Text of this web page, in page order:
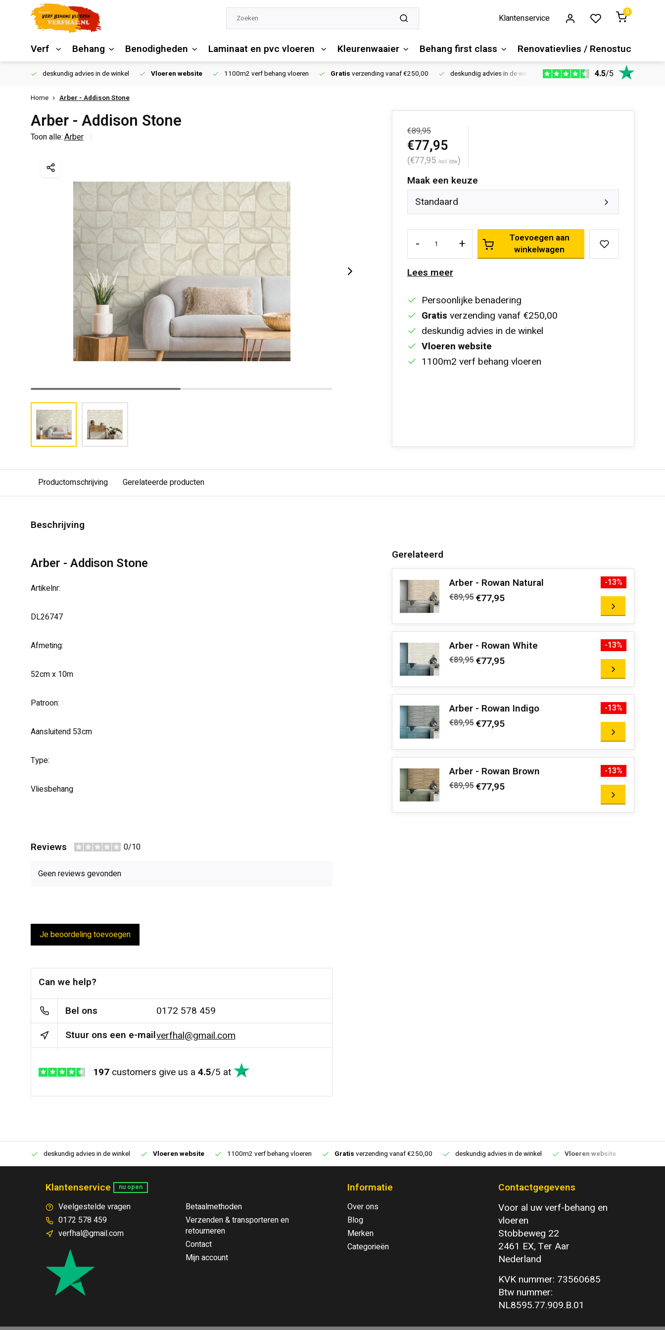
Klantenservice
0
Verf Behang Benodigheden Laminaat en pvc vloeren Kleurenwaaier Behang first class Renovatievlies / Renostuc
deskundig advies in de winkel Vloeren website 1100m2 verf behang vloeren Gratis verzending vanaf €250,00 deskundig advies in de winkel Vloeren website 1100m2
4.5/5
Home Arber - Addison Stone
Arber - Addison Stone
Toon alle:Arber €89,95
€77,95
(€77,95 Incl. btw)
Maak een keuze
Standaard
- +
Toevoegen aan
winkelwagen
Lees meer
Persoonlijke benadering
Gratis verzending vanaf €250,00
deskundig advies in de winkel
Vloeren website
1100m2 verf behang vloeren
Productomschrijving Gerelateerde producten
Beschrijving
Arber - Addison Stone
Artikelnr:
DL26747
Afmeting:
52cm x 10m
Patroon:
Aansluitend 53cm
Type:
Vliesbehang
Reviews 0/10
Geen reviews gevonden
Je beoordeling toevoegen
Can we help?
Bel ons
0172 578 459
Stuur ons een e-mailverfhal@gmail.com
197 customers give us a 4.5/5 at
Gerelateerd
Arber - Rowan Natural
€89,95 €77,95
-13%
Arber - Rowan White
€89,95 €77,95
-13%
Arber - Rowan Indigo
€89,95 €77,95
-13%
Arber - Rowan Brown
€89,95 €77,95
-13%
deskundig advies in de winkel Vloeren website 1100m2 verf behang vloeren Gratis verzending vanaf €250,00 deskundig advies in de winkel Vloeren website
Klantenservice nu open
Veelgestelde vragen
0172 578 459
verfhal@gmail.com
Betaalmethoden
Verzenden & transporteren en
retourneren
Contact
Mijn account
Informatie
Over ons
Blog
Merken
Categorieën
Contactgegevens
Voor al uw verf-behang en
vloeren
Stobbeweg 22
2461 EX, Ter Aar
Nederland
KVK nummer: 73560685
Btw nummer:
NL8595.77.909.B.01